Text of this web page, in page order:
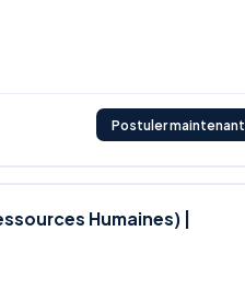
Postuler maintenant
Humaines) |